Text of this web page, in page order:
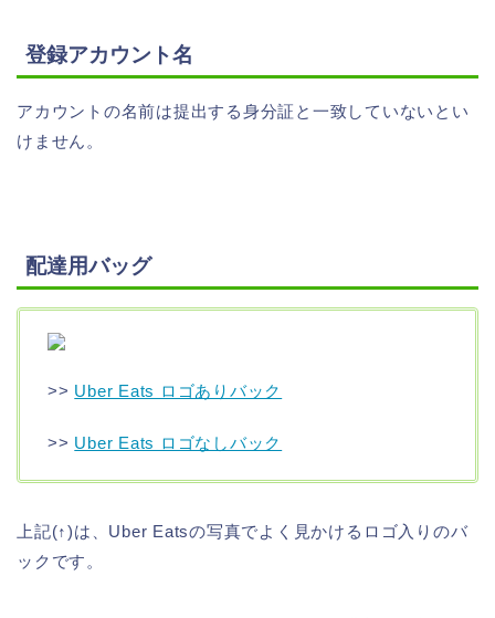
登録アカウント名
アカウントの名前は提出する身分証と一致していないとい
けません。
配達用バッグ
>> Uber Eats ロゴありバック
>> Uber Eats ロゴなしバック
上記(↑)は、Uber Eatsの写真でよく見かけるロゴ入りのバ
ックです。